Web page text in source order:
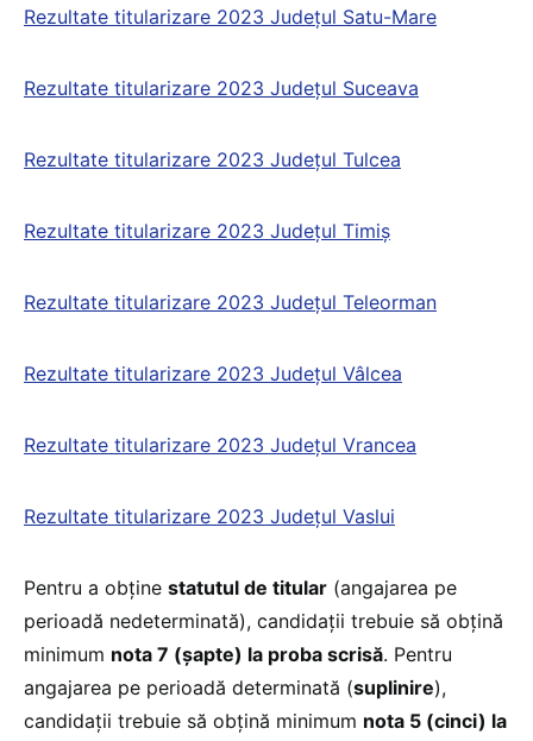
Rezultate titularizare 2023 Județul Satu-Mare
Rezultate titularizare 2023 Județul Suceava
Rezultate titularizare 2023 Județul Tulcea
Rezultate titularizare 2023 Județul Timiş
Rezultate titularizare 2023 Județul Teleorman
Rezultate titularizare 2023 Județul Vâlcea
Rezultate titularizare 2023 Județul Vrancea
Rezultate titularizare 2023 Județul Vaslui
Pentru a obţine statutul de titular (angajarea pe
perioadă nedeterminată), candidații trebuie să obţină
minimum nota 7 (şapte) la proba scrisă. Pentru
angajarea pe perioadă determinată (suplinire),
candidaţii trebuie să obţină minimum nota 5 (cinci) la